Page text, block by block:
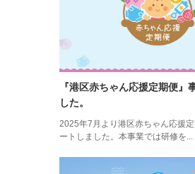
『港区赤ちゃん応援定期便』
した。
2025年7月より港区赤ちゃん応援
ートしました。本事業では研修を...